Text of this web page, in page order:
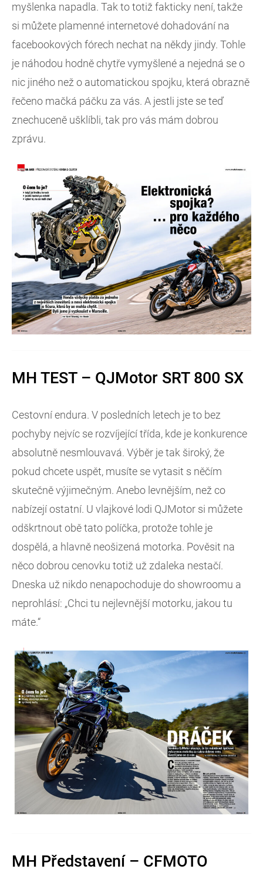
myšlenka napadla. Tak to totiž fakticky není, takže
si můžete plamenné internetové dohadování na
facebookových fórech nechat na někdy jindy. Tohle
je náhodou hodně chytře vymyšlené a nejedná se o
nic jiného než o automatickou spojku, která obrazně
řečeno mačká páčku za vás. A jestli jste se teď
znechuceně ušklíbli, tak pro vás mám dobrou
zprávu.
MH TEST – QJMotor SRT 800 SX
Cestovní endura. V posledních letech je to bez
pochyby nejvíc se rozvíjející třída, kde je konkurence
absolutně nesmlouvavá. Výběr je tak široký, že
pokud chcete uspět, musíte se vytasit s něčím
skutečně výjimečným. Anebo levnějším, než co
nabízejí ostatní. U vlajkové lodi QJMotor si můžete
odškrtnout obě tato políčka, protože tohle je
dospělá, a hlavně neošizená motorka. Pověsit na
něco dobrou cenovku totiž už zdaleka nestačí.
Dneska už nikdo nenapochoduje do showroomu a
neprohlásí: „Chci tu nejlevnější motorku, jakou tu
máte.“
MH Představení – CFMOTO